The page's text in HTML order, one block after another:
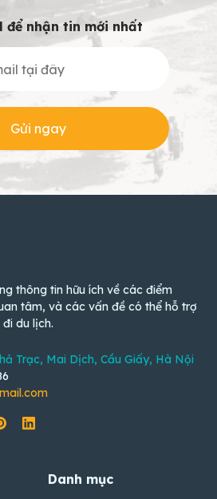
để nhận tin mới nhất
Gửi ngay
thông tin hữu ích về các điểm
tâm, và các vấn đề có thể hỗ trợ
du lịch.
Trạc, Mai Dịch, Cầu Giấy, Hà Nội
Danh mục